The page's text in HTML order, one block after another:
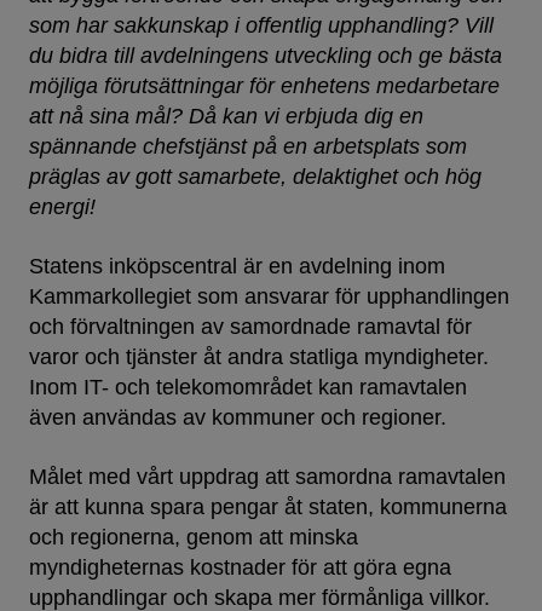
som har sakkunskap i offentlig upphandling? Vill
du bidra till avdelningens utveckling och ge bästa
möjliga förutsättningar för enhetens medarbetare
att nå sina mål? Då kan vi erbjuda dig en
spännande chefstjänst på en arbetsplats som
präglas av gott samarbete, delaktighet och hög
energi!
Statens inköpscentral är en avdelning inom
Kammarkollegiet som ansvarar för upphandlingen
och förvaltningen av samordnade ramavtal för
varor och tjänster åt andra statliga myndigheter.
Inom IT- och telekomområdet kan ramavtalen
även användas av kommuner och regioner.
Målet med vårt uppdrag att samordna ramavtalen
är att kunna spara pengar åt staten, kommunerna
och regionerna, genom att minska
myndigheternas kostnader för att göra egna
upphandlingar och skapa mer förmånliga villkor.